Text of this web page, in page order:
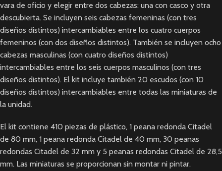
vara de oficio y elegir entre dos cabezas: una con casco y otra
descubierta. Se incluyen seis cabezas femeninas (con tres
diseños distintos) intercambiables entre los cuatro cuerpos
femeninos (con dos diseños distintos). También se incluyen ocho
cabezas masculinas (con cuatro diseños distintos)
intercambiables entre los seis cuerpos masculinos (con tres
diseños distintos). El kit incluye también 20 escudos (con 10
diseños distintos) intercambiables entre todas las miniaturas de
la unidad.
El kit contiene 410 piezas de plástico, 1 peana redonda Citadel
de 80 mm, 1 peana redonda Citadel de 40 mm, 30 peanas
redondas Citadel de 32 mm y 5 peanas redondas Citadel de 28,5
mm. Las miniaturas se proporcionan sin montar ni pintar.